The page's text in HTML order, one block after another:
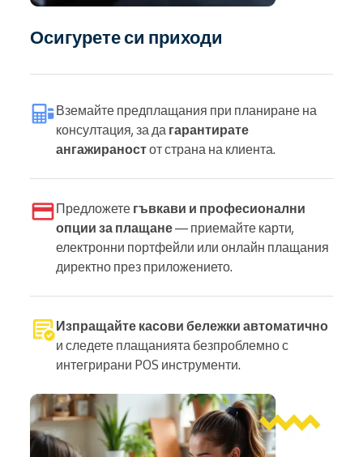
Осигурете си приходи
Вземайте предплащания при планиране на
консултация, за да гарантирате
ангажираностот страна на клиента.
Предложете гъвкави и професионални
опции за плащане— приемайте карти,
електронни портфейли или онлайн плащания
директно през приложението.
Изпращайте касови бележки автоматично
и следете плащанията безпроблемно с
интегрирани POS инструменти.